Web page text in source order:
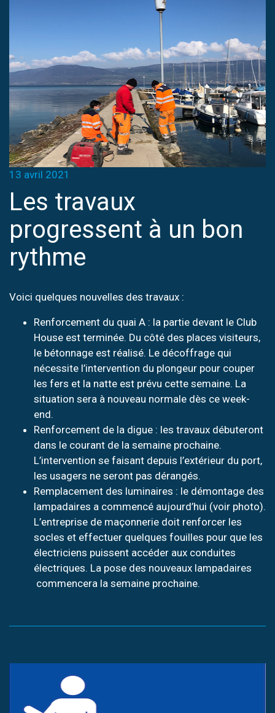
13 avril 2021
Les travaux
progressent à un bon
rythme
Voici quelques nouvelles des travaux :
Renforcement du quai A : la partie devant le Club
House est terminée. Du côté des places visiteurs,
le bétonnage est réalisé. Le décoffrage qui
nécessite l’intervention du plongeur pour couper
les fers et la natte est prévu cette semaine. La
situation sera à nouveau normale dès ce week-
end.
Renforcement de la digue : les travaux débuteront
dans le courant de la semaine prochaine.
L’intervention se faisant depuis l’extérieur du port,
les usagers ne seront pas dérangés.
Remplacement des luminaires : le démontage des
lampadaires a commencé aujourd’hui (voir photo).
L’entreprise de maçonnerie doit renforcer les
socles et effectuer quelques fouilles pour que les
électriciens puissent accéder aux conduites
électriques. La pose des nouveaux lampadaires
commencera la semaine prochaine.